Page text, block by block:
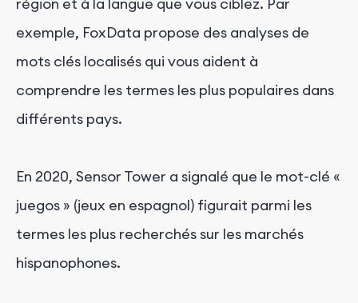
exemple, FoxData propose des analyses de
mots clés localisés qui vous aident à
comprendre les termes les plus populaires dans
différents pays.
En 2020, Sensor Tower a signalé que le mot-clé «
juegos » (jeux en espagnol) figurait parmi les
termes les plus recherchés sur les marchés
hispanophones.